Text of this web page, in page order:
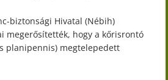
biztonsági Hivatal (Nébih)
megerősítették, hogy a kőrisrontó
planipennis) megtelepedett